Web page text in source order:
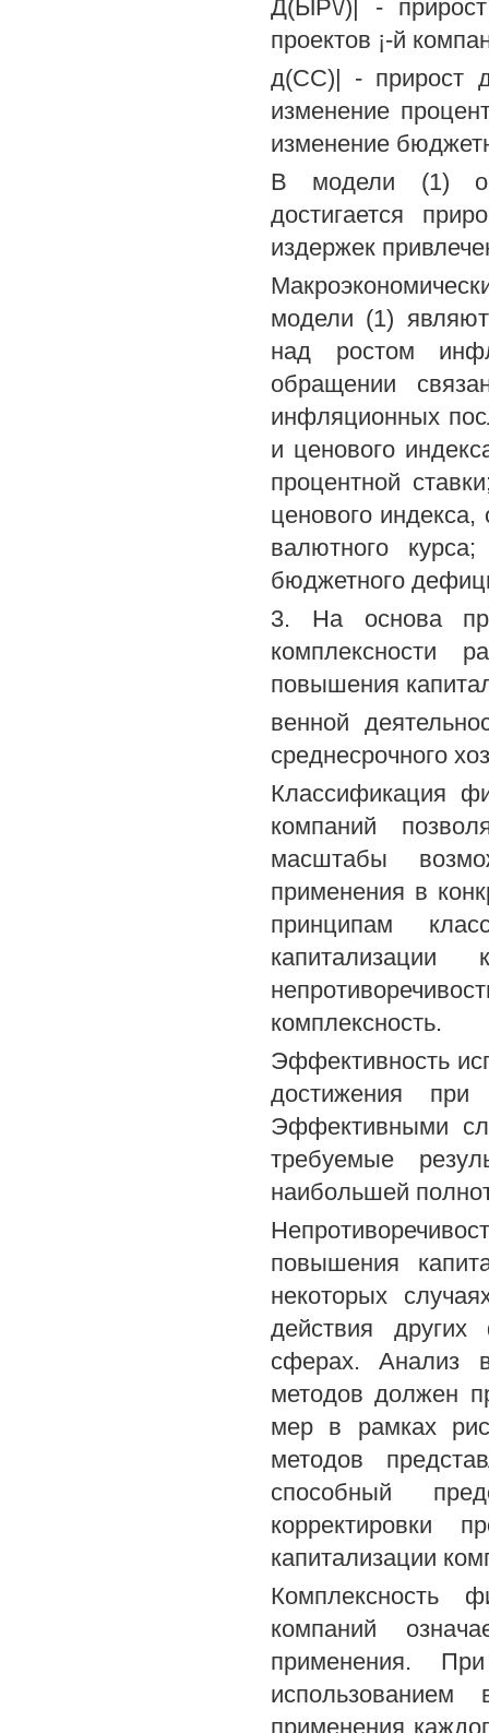
Д(ЫР\/)| - прирост
проектов ¡-й
д(СС)| - прирост
изменение
изменение
В модели (1)
достигается
издержек
модели (1)
над ростом
обращении
инфляционных
и ценового
процентной
ценового
валютного
бюджетного
3. На основа
комплексности
повышения
венной
среднесрочного
Классификация
компаний
масштабы
применения в
принципам
капитализации
комплексность.
Эффективность
достижения при
Эффективными
требуемые
наибольшей
повышения
некоторых
действия
сферах. Анализ
методов должен
мер в рамках
методов
способный
корректировки
капитализации
Комплексность
компаний
применения.
применения